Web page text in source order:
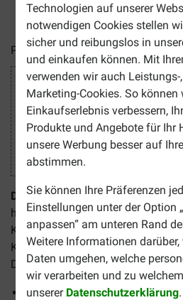
Technologien auf unserer
notwendigen Cookies stellen
sicher und reibungslos in
und einkaufen können. Mit
verwenden wir auch
Marketing-Cookies. So können
Einkaufserlebnis verbessern,
Produkte und Angebote für Ihr
unsere Werbung besser auf
abstimmen.
Sie können Ihre Präferenzen
Einstellungen unter der Option
anpassen“ am unteren Rand
Weitere Informationen
Daten umgehen, welche
wir verarbeiten und zu
unserer Datenschutzerklärung.
2-5 Arbeitstage,
Preise inkl. MwSt zzgl.
Sicher Einkaufen
Dermoscent SunFREE für Hund
hautfreundliche Sonnencreme
Katzen mit lichtempfindlicher
Körperstellen mit wenig Haaren
Dermoscent SunFREE ist
Hautfreundliche Sonnencreme